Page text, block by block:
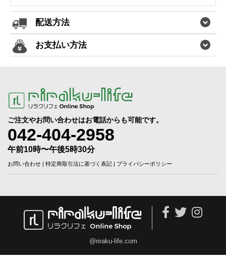
配送方法
お支払い方法
ご注文やお問い合わせはお電話からも可能です。
042-404-2958
午前10時〜午後5時30分
お問い合わせ| 特定商取引法に基づく表記| プライバシーポリシー
@riraku-life.com